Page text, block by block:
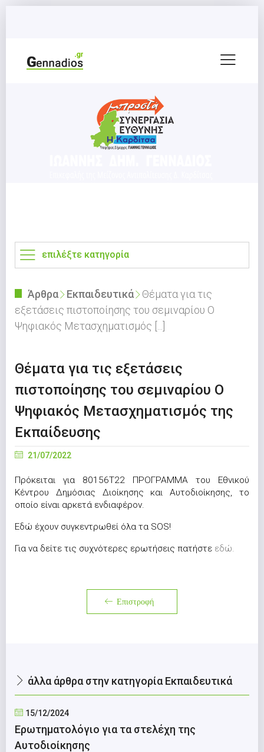
επιλέξτε κατηγορία
Άρθρα Εκπαιδευτικά
Θέματα για τις
εξετάσεις πιστοποίησης του σεμιναρίου Ο
Ψηφιακός Μετασχηματισμός [...]
Θέματα για τις εξετάσεις
πιστοποίησης του σεμιναρίου Ο
Ψηφιακός Μετασχηματισμός της
Εκπαίδευσης
21/07/2022
Πρόκειται για 80156Τ22 ΠΡΟΓΡΑΜΜΑ του Εθνικού
Κέντρου Δημόσιας Διοίκησης και Αυτοδιοίκησης, το
οποίο είναι αρκετά ενδιαφέρον.
Εδώ έχουν συγκεντρωθεί όλα τα SOS!
Για να δείτε τις συχνότερες ερωτήσεις πατήστε εδώ.
Επιστροφή
άλλα άρθρα στην κατηγορία Εκπαιδευτικά
15/12/2024
Ερωτηματολόγιο για τα στελέχη της
Αυτοδιοίκησης